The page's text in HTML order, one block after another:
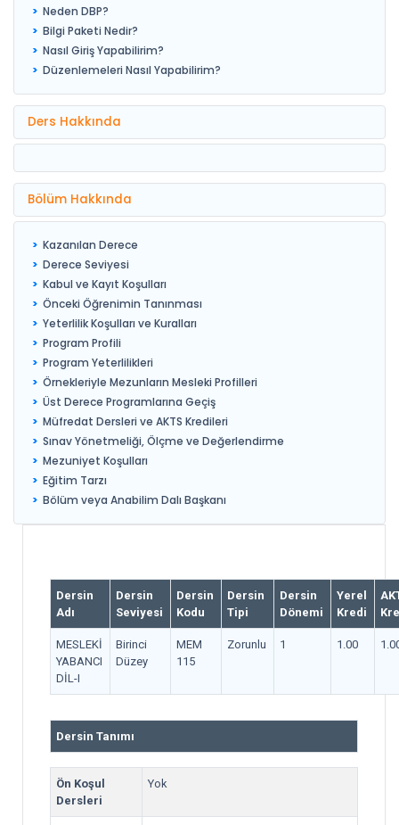
Neden DBP?
Bilgi Paketi Nedir?
Nasıl Giriş Yapabilirim?
Düzenlemeleri Nasıl Yapabilirim?
Ders Hakkında
Bölüm Hakkında
Kazanılan Derece
Derece Seviyesi
Kabul ve Kayıt Koşulları
Önceki Öğrenimin Tanınması
Yeterlilik Koşulları ve Kuralları
Program Profili
Program Yeterlilikleri
Örnekleriyle Mezunların Mesleki Profilleri
Üst Derece Programlarına Geçiş
Müfredat Dersleri ve AKTS Kredileri
Sınav Yönetmeliği, Ölçme ve Değerlendirme
Mezuniyet Koşulları
Eğitim Tarzı
Bölüm veya Anabilim Dalı Başkanı
Dersin
Adı
Dersin
Seviyesi
Dersin
Kodu
Dersin
Tipi
Dersin
Dönemi
Yerel
Kredi
MESLEKİ
YABANCI
DİL-I
Birinci
Düzey
MEM
115
Zorunlu 1 1.00
Dersin Tanımı
Ön Koşul
Dersleri
Yok